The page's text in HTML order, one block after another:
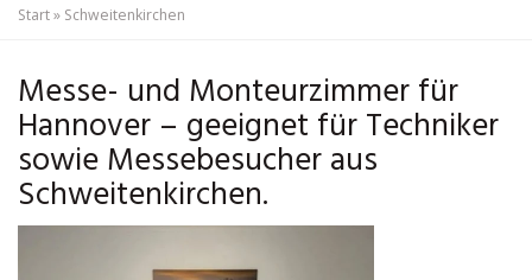
Start» Schweitenkirchen
Messe- und Monteurzimmer für
Hannover – geeignet für Techniker
sowie Messebesucher aus
Schweitenkirchen.